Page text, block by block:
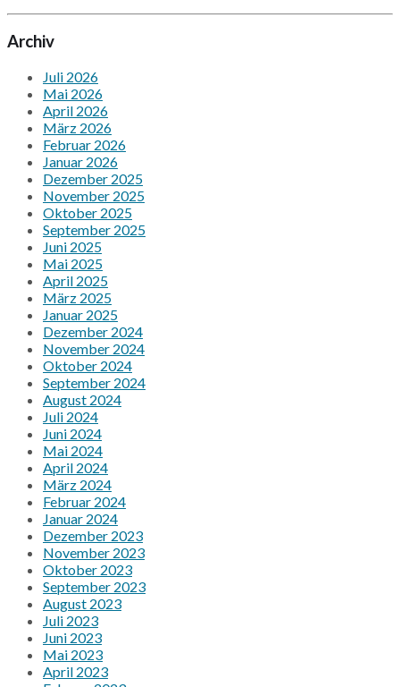
Archiv
Juli 2026
Mai 2026
April 2026
März 2026
Februar 2026
Januar 2026
Dezember 2025
November 2025
Oktober 2025
September 2025
Juni 2025
Mai 2025
April 2025
März 2025
Januar 2025
Dezember 2024
November 2024
Oktober 2024
September 2024
August 2024
Juli 2024
Juni 2024
Mai 2024
April 2024
März 2024
Februar 2024
Januar 2024
Dezember 2023
November 2023
Oktober 2023
September 2023
August 2023
Juli 2023
Juni 2023
Mai 2023
April 2023